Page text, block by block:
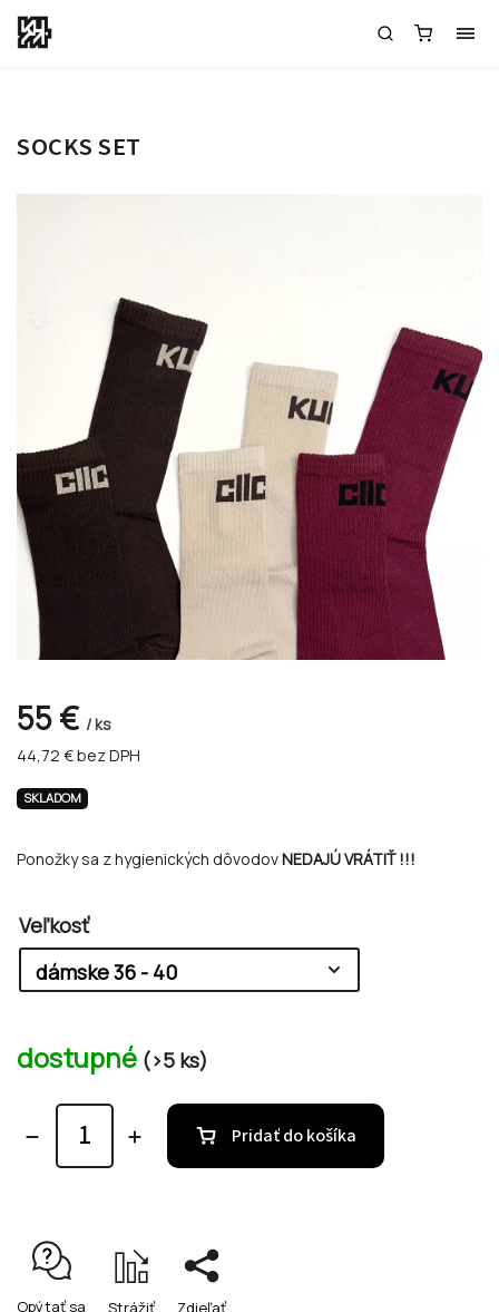
SOCKS SET
55 € / ks
44,72 € bez DPH
Ponožky sa z hygienických dôvodovNEDAJÚ VRÁTIŤ !!!
SKLADOM
Veľkosť
dostupné (>5 ks)
Pridať do košíka
Opýtať sa Strážiť Zdieľať